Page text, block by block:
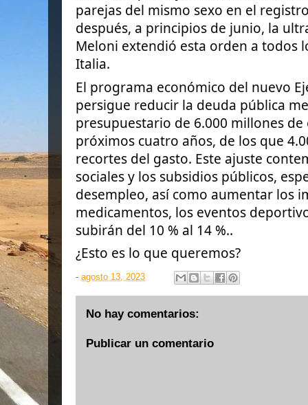
parejas del mismo sexo en el
después, a principios de junio, la
Meloni extendió esta orden a todos
Italia.
El programa económico del nuevo
persigue reducir la deuda pública
presupuestario de 6.000 millones
próximos cuatro años, de los que
recortes del gasto. Este ajuste
sociales y los subsidios públicos,
desempleo, así como aumentar los
medicamentos, los eventos
subirán del 10 % al 14 %..
¿Esto es lo que queremos?
- agosto 13, 2023
No hay comentarios:
Publicar un comentario